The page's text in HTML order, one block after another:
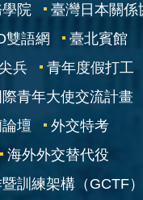
院
臺灣日本關係
雙語網
臺北賓館
兵
青年度假打工
際青年大使交流計畫
壇
外交特考
海外外交替代役
訓練架構（GCTF）